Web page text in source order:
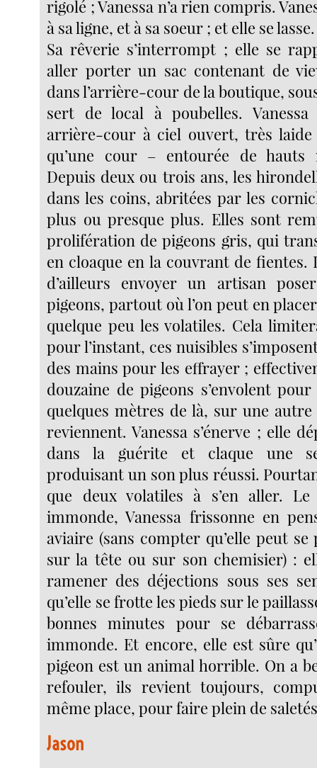
rigolé ; Vanessa n’a rien compris.
à sa ligne, et à sa soeur ; et elle se lasse.
Sa rêverie s’interrompt ; elle se
aller porter un sac contenant de
dans l’arrière-cour de la boutique,
sert de local à poubelles.
arrière-cour à ciel ouvert, très
qu’une cour – entourée de hauts
Depuis deux ou trois ans, les
dans les coins, abritées par les
plus ou presque plus. Elles sont
prolifération de pigeons gris, qui
en cloaque en la couvrant de
d’ailleurs envoyer un artisan
pigeons, partout où l’on peut en
quelque peu les volatiles. Cela
pour l’instant, ces nuisibles
des mains pour les effrayer ;
douzaine de pigeons s’envolent
quelques mètres de là, sur une
reviennent. Vanessa s’énerve ; elle
dans la guérite et claque une
produisant un son plus réussi.
que deux volatiles à s’en aller.
immonde, Vanessa frissonne en
aviaire (sans compter qu’elle peut
sur la tête ou sur son chemisier) :
ramener des déjections sous ses
qu’elle se frotte les pieds sur le
bonnes minutes pour se
immonde. Et encore, elle est sûre
pigeon est un animal horrible. On a
refouler, ils revient toujours,
même place, pour faire plein de
Jason